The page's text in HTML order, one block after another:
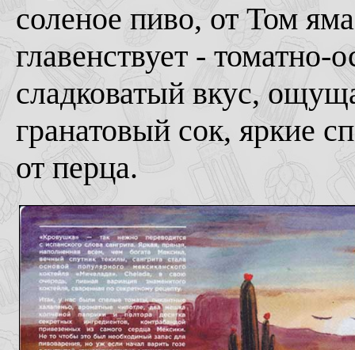
соленое пиво, от Том
главенствует -
сладковатый вкус,
гранатовый сок, яркие
от перца.